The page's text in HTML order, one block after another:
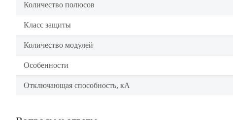
Количество полюсов
Класс защиты
Количество модулей
Особенности
Отключающая способность, кА